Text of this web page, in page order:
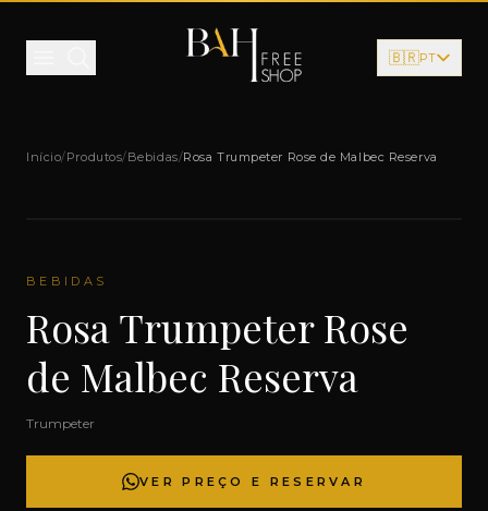
🇧🇷PT
Início/Produtos/Bebidas/Rosa Trumpeter Rose de Malbec Reserva
BEBIDAS
Rosa Trumpeter Rose
de Malbec Reserva
Trumpeter
VER PREÇO E RESERVAR